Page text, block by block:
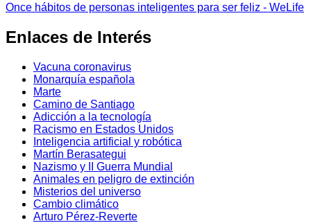
Once hábitos de personas inteligentes para ser feliz - WeLife
Enlaces de Interés
Vacuna coronavirus
Monarquía española
Marte
Camino de Santiago
Adicción a la tecnología
Racismo en Estados Unidos
Inteligencia artificial y robótica
Martín Berasategui
Nazismo y II Guerra Mundial
Animales en peligro de extinción
Misterios del universo
Cambio climático
Arturo Pérez-Reverte